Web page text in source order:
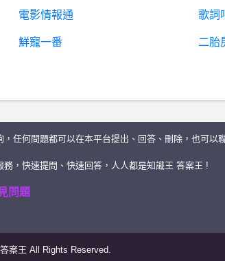
電影情報通 歌詞
鮮寵一番 二胎
任何問題都可以在本平台提出、回答、刪除，也可以
，快速提問、快速回答，人人都是知識王 答案王 !
問題
案王 All Rights Reserved.